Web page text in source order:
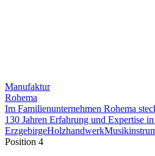
Manufaktur
Rohema
Im Familienunternehmen Rohema
130 Jahren Erfahrung und Expertise
ErzgebirgeHolzhandwerk
Position 4